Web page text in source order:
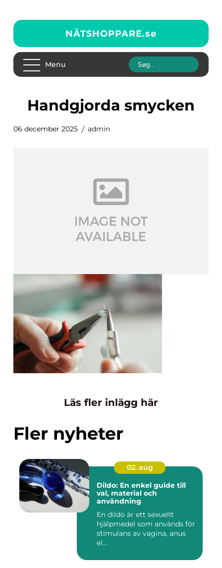
NÄTSHOPPARE.se
Menu
Handgjorda smycken
06 december 2025 admin
Läs fler inlägg här
Fler nyheter
02. aug
Dildo: En enkel guide till
val, material och
användning
En dildo är ett sexuellt
hjälpmedel som används för
stimulans av vagina, anus
el...